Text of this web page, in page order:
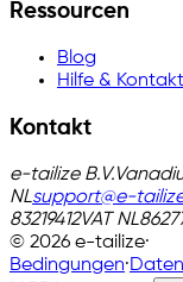
Ressourcen
Blog
Hilfe & Kontakt
Kontakt
e-tailize B.V.
NLsupport@e-
83219412VAT
© 2026 e-tailize·
Bedingungen·